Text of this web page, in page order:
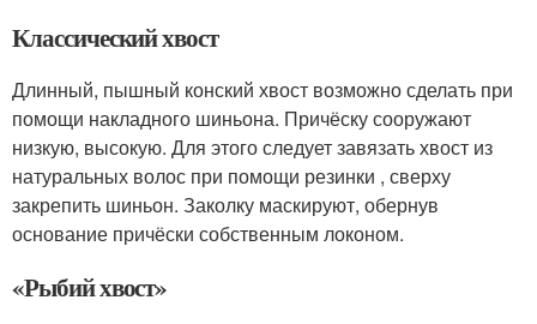
Классический хвост
Длинный, пышный конский хвост возможно сделать при
помощи накладного шиньона. Причёску сооружают
низкую, высокую. Для этого следует завязать хвост из
натуральных волос при помощи резинки , сверху
закрепить шиньон. Заколку маскируют, обернув
основание причёски собственным локоном.
«Рыбий хвост»